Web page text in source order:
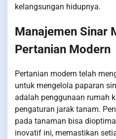
kelangsungan hidupnya.
Manajemen Sinar
Pertanian Modern
Pertanian modern telah
untuk mengelola paparan
adalah penggunaan rumah
pengaturan jarak tanam.
pada tanaman bisa
inovatif ini, memastikan